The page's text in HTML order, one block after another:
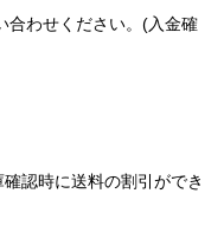
合わせください。(入金確
認時に送料の割引ができ